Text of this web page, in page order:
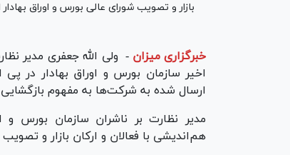
بازار و تصویب شورای عالی بورس و اوراق
خبرگزاری میزان - ولی الله جعفری مدیر
اخیر سازمان بورس و اوراق بهادار در
ارسال شده به شرکت‌ها به مفهوم
مدیر نظارت بر ناشران سازمان بورس و
هم‌اندیشی با فعالان و ارکان بازار و